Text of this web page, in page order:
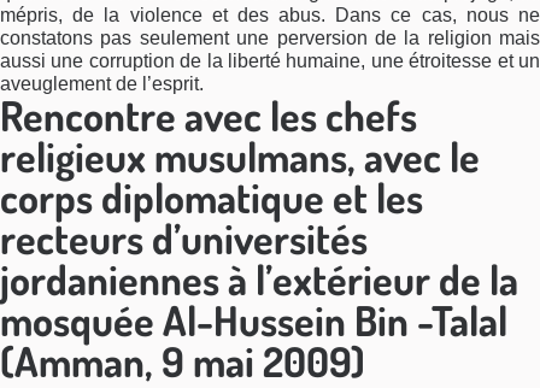
mépris, de la violence et des abus. Dans ce cas, nous ne
constatons pas seulement une perversion de la religion mais
aussi une corruption de la liberté humaine, une étroitesse et un
aveuglement de l’esprit.
Rencontre avec les chefs
religieux musulmans, avec le
corps diplomatique et les
recteurs d’universités
jordaniennes à l’extérieur de la
mosquée Al-Hussein Bin -Talal
(Amman, 9 mai 2009)